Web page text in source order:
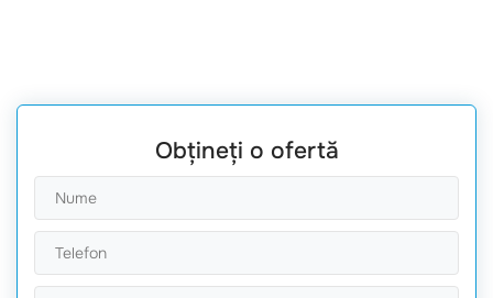
Obțineți o ofertă